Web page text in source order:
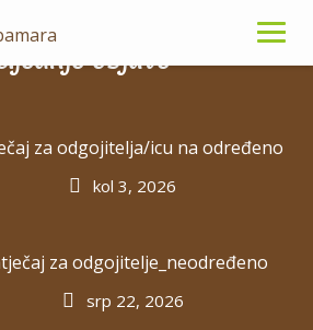
Benko
objave
za odgojitelja/icu na određeno
kol 3, 2026
za odgojitelje_neodređeno
srp 22, 2026